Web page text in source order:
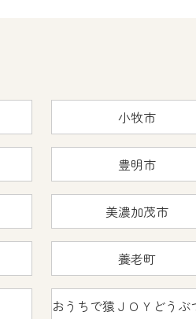
小牧市
豊明市
美濃加茂市
養老町